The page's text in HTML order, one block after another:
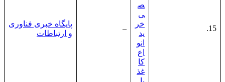
15.
ص
ی
خر
ید
انو
اع
کا
غذ
–
پایگاه خبری فناوری
و ارتباطات